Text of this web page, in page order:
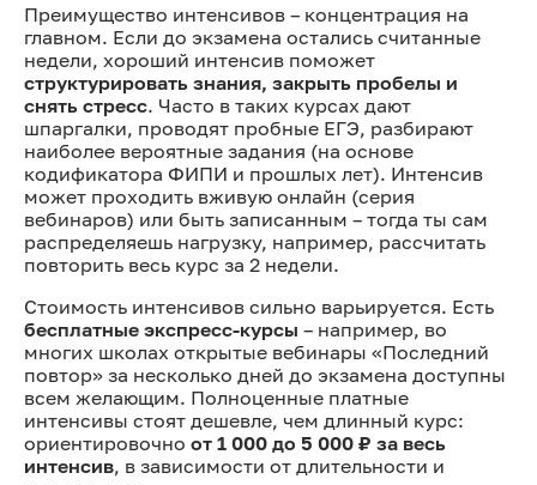
Преимущество интенсивов – концентрация на
главном. Если до экзамена остались считанные
недели, хороший интенсив поможет
структурировать знания, закрыть пробелы и
снять стресс. Часто в таких курсах дают
шпаргалки, проводят пробные ЕГЭ, разбирают
наиболее вероятные задания (на основе
кодификатора ФИПИ и прошлых лет). Интенсив
может проходить вживую онлайн (серия
вебинаров) или быть записанным – тогда ты сам
распределяешь нагрузку, например, рассчитать
повторить весь курс за 2 недели.
Стоимость интенсивов сильно варьируется. Есть
бесплатные экспресс-курсы – например, во
многих школах открытые вебинары «Последний
повтор» за несколько дней до экзамена доступны
всем желающим. Полноценные платные
интенсивы стоят дешевле, чем длинный курс:
ориентировочно от 1 000 до 5 000 ₽ за весь
интенсив, в зависимости от длительности и